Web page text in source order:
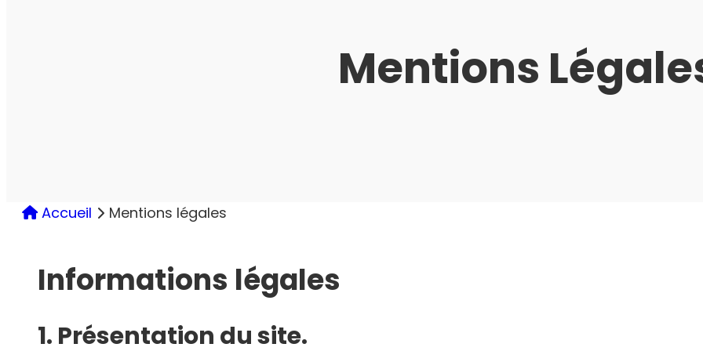
Mentions
Accueil mentions légales
Informations légales
1. Présentation du site.